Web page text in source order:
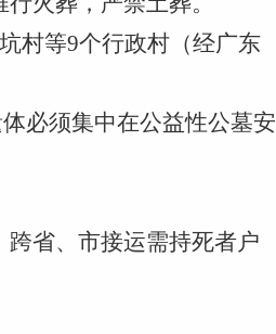
村等9个行政村（经广东
必须集中在公益性公墓安
省、市接运需持死者户